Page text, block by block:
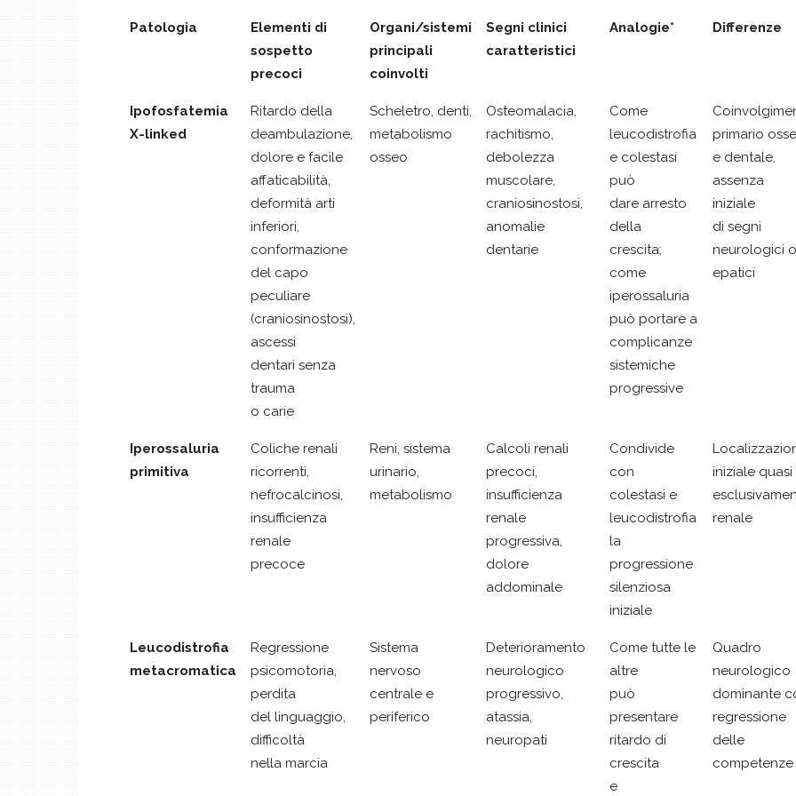
Patologia
Elementi di
sospetto
precoci
Organi/sistemi
principali
coinvolti
Segni clinici
caratteristici
Analogie* Differenze
Ipofosfatemia
X-linked
Ritardo della
deambulazione,
dolore e facile
affaticabilità,
deformità arti
inferiori,
conformazione
del capo
peculiare
(craniosinostosi),
ascessi
dentari senza
trauma
o carie
Scheletro, denti,
metabolismo
osseo
Osteomalacia,
rachitismo,
debolezza
muscolare,
craniosinostosi,
anomalie
dentarie
Come
leucodistrofia
e colestasi
può
dare arresto
della
crescita;
come
iperossaluria
può portare a
complicanze
sistemiche
progressive
primario
e dentale,
assenza
iniziale
di segni
neurologici o
epatici
Iperossaluria
primitiva
Coliche renali
ricorrenti,
nefrocalcinosi,
insufficienza
renale
precoce
Reni, sistema
urinario,
metabolismo
Calcoli renali
precoci,
insufficienza
renale
progressiva,
dolore
addominale
Condivide
con
colestasi e
leucodistrofia
la
progressione
silenziosa
iniziale
iniziale quasi
renale
Leucodistrofia
metacromatica
Regressione
psicomotoria,
perdita
del linguaggio,
difficoltà
nella marcia
Sistema
nervoso
centrale e
periferico
Deterioramento
neurologico
progressivo,
atassia,
neuropati
Come tutte le
altre
può
presentare
ritardo di
crescita
e
Quadro
neurologico
dominante
regressione
delle
competenze